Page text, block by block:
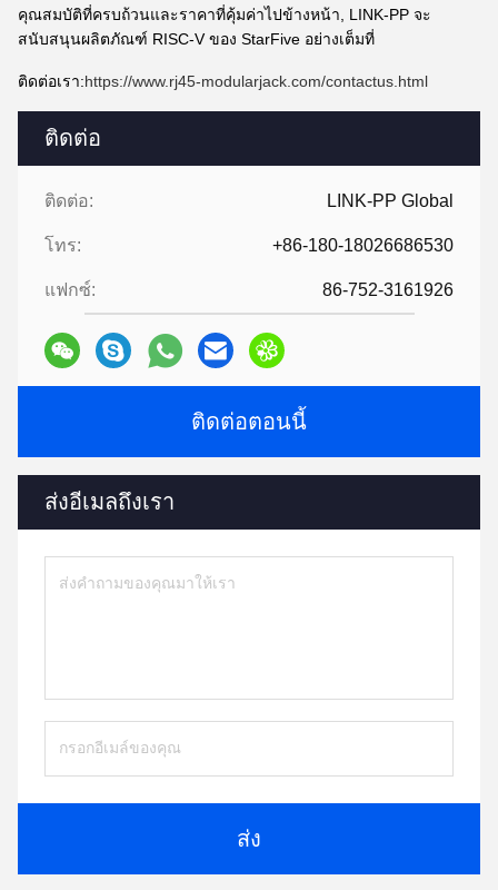
ติดต่อ
ติดต่อ: LINK-PP Global
โทร: +86-180-18026686530
แฟกซ์: 86-752-3161926
ติดต่อตอนนี้
ส่งอีเมลถึงเรา
ส่ง
คุณสมบัติที่ครบถ้วนและราคาที่คุ้มค่าไปข้างหน้า, LINK-PP จะ
สนับสนุนผลิตภัณฑ์ RISC-V ของ StarFive อย่างเต็มที่
ติดต่อเรา:https://www.rj45-modularjack.com/contactus.html